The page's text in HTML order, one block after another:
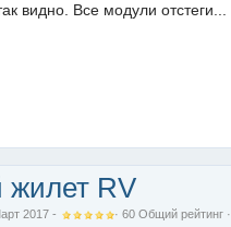
видно. Все модули отстеги...
RV
2017 - ·60 Общий рейтинг